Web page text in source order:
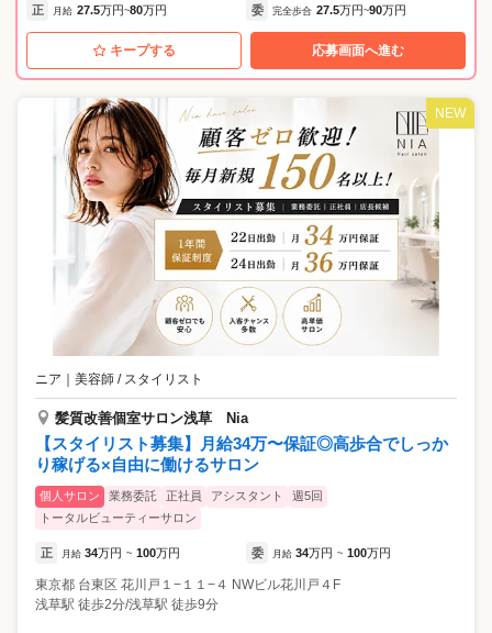
で顧客０でもOK！ 毎月約10万人のお客様にご来店いただいてますので
入客の心配なし！ ■自由出勤だから自分のペースで働ける！ 「自分の時
間も大切にしたい」「家族の時間を優先したい」という方など あなたの
ライフスタイルに合わせて働くことが可能です！ママ美容師さんもたく
0代：32％、50代～：8％と幅広い年代が活躍中！ ■キャリアパスが豊
富！ ヘッドライトでは独自のオーナー制度を活用して低リスクで自分の
店舗を持つことが可能！ 実際にオーナーになって7年で20店舗以上を出
店し、報酬も十数倍になって活躍している方もいます！ 他にも本部登用
で統括店長や店舗マネージャー、講師など様々なキャリアに挑戦できま
毎年話題の施設やオシャレな会場にスタイリストを招待して授賞式を行
っています！ モチベーションが上がると美容師のみなさんから好評のイ
ベントです★
正 月給 27.5万円~80万円 委 完全歩合 27.5万円~90万円
キープする 応募画面へ進む
NEW
ニア ｜ 美容師 / スタイリスト
髪質改善個室サロン浅草 Nia
【スタイリスト募集】月給34万〜保証◎高歩合でしっか
り稼げる×自由に働けるサロン
個人サロン 業務委託 正社員 アシスタント
週5回
トータルビューティーサロン
正 月給 34万円 ~ 100万円 委 月給 34万円 ~ 100万円
東京都 台東区 花川戸１−１１−４ NWビル花川戸４F
浅草駅 徒歩2分/浅草駅 徒歩9分